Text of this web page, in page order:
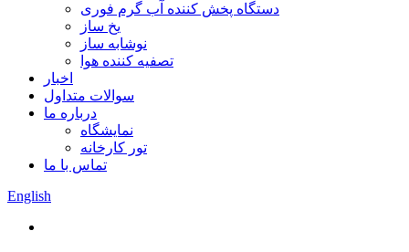
دستگاه پخش کننده آب گرم فوری
یخ ساز
نوشابه ساز
تصفیه کننده هوا
اخبار
سوالات متداول
درباره ما
نمایشگاه
تور کارخانه
تماس با ما
English